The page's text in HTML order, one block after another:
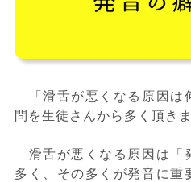
「滑舌が悪くなる原因は
問を生徒さんから多く頂きま
滑舌が悪くなる原因は「
多く、その多くが発音に重